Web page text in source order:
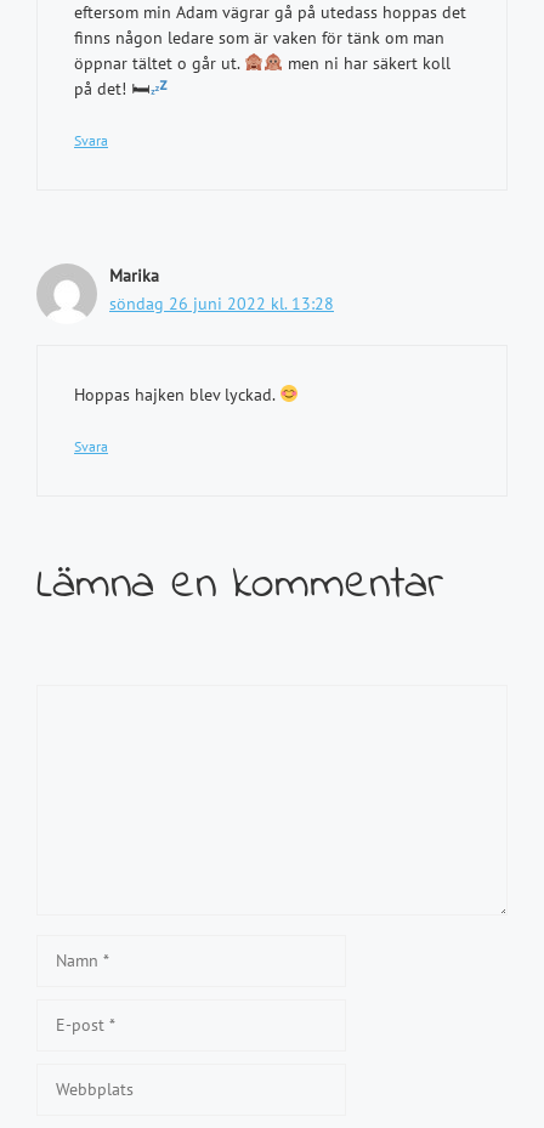
eftersom min Adam vägrar gå på utedass hoppas det
finns någon ledare som är vaken för tänk om man
öppnar tältet o går ut.
men ni har säkert koll
på det! 🛏
Svara
Marika
söndag 26 juni 2022 kl. 13:28
Hoppas hajken blev lyckad.
Svara
Lämna en kommentar
post